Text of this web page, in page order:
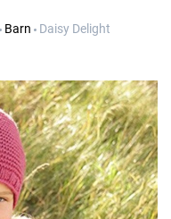
Barn Daisy Delight